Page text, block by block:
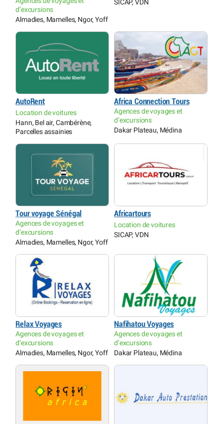
d’excursions
Almadies, Mamelles, Ngor, Yoff
SICAP, VDN
AutoRent
Location de voitures
Hann, Bel air, Cambérène,
Parcelles assainies
Africa Connection Tours
Agences de voyages et
d’excursions
Dakar Plateau, Médina
Tour voyage Sénégal
Agences de voyages et
d’excursions
Almadies, Mamelles, Ngor, Yoff
Africartours
Location de voitures
SICAP, VDN
Relax Voyages
Agences de voyages et
d’excursions
Almadies, Mamelles, Ngor, Yoff
Nafihatou Voyages
Agences de voyages et
d’excursions
Dakar Plateau, Médina